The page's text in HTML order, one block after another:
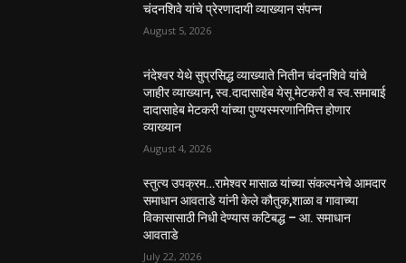
चंदनशिवे यांचे प्रेरणादायी व्याख्यान संपन्न
August 5, 2026
नंदेश्वर येथे सुप्रसिद्ध व्याख्याते नितीन चंदनशिवे यांचे
जाहीर व्याख्यान, स्व.दादासाहेब येसू मेटकरी व स्व.समाबाई
दादासाहेब मेटकरी यांच्या पुण्यस्मरणानिमित्त होणार
व्याख्यान
August 4, 2026
स्तुत्य उपक्रम…रामेश्वर मासाळ यांच्या संकल्पनेचे आमदार
समाधान आवताडे यांनी केले कौतुक,शाळा व गावाच्या
विकासासाठी निधी देण्यास कटिबद्ध – आ. समाधान
आवताडे
July 22, 2026